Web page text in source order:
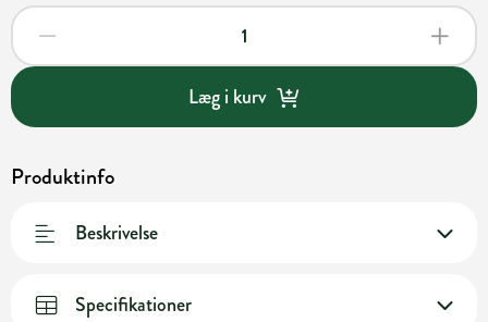
Læg i kurv
Produktinfo
Beskrivelse
Specifikationer